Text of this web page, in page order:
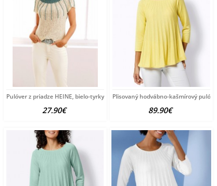
Pulóver z priadze HEINE, bielo-tyrkysový
27.90€
Plisovaný hodvábno-kašmírový
89.90€